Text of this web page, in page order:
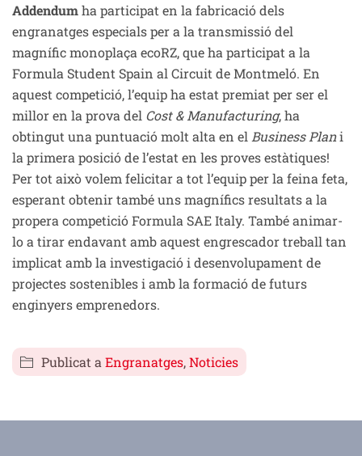
Addendumha participat en la fabricació dels
engranatges especials per a la transmissió del
magnífic monoplaça ecoRZ, que ha participat a la
Formula Student Spain al Circuit de Montmeló. En
aquest competició, l’equip ha estat premiat per ser el
millor en la prova del Cost & Manufacturing, ha
obtingut una puntuació molt alta en el Business Plani
la primera posició de l’estat en les proves estàtiques!
Per tot això volem felicitar a tot l’equip per la feina feta,
esperant obtenir també uns magnífics resultats a la
propera competició Formula SAE Italy. També animar-
lo a tirar endavant amb aquest engrescador treball tan
implicat amb la investigació i desenvolupament de
projectes sostenibles i amb la formació de futurs
enginyers emprenedors.
Publicat a Engranatges,Noticies